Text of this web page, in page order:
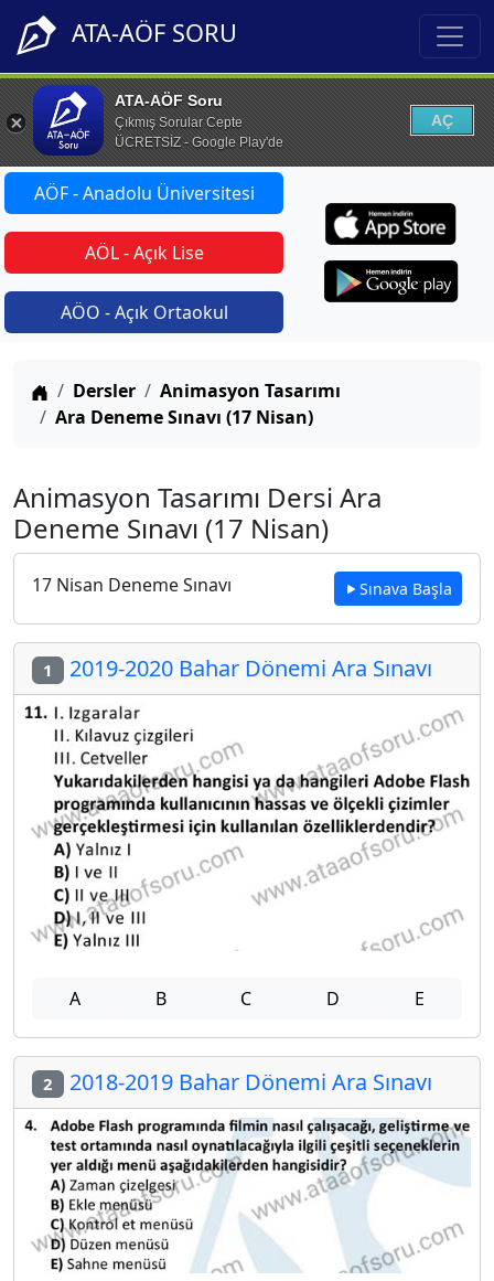
ATA-AÖF SORU
ATA-AÖF Soru
Çıkmış Sorular Cepte
ÜCRETSİZ - Google Play'de
AÇ
AÖF - Anadolu Üniversitesi
AÖL - Açık Lise
AÖO - Açık Ortaokul
Anasayfa
Dersler
Animasyon Tasarımı
Ara Deneme Sınavı (17 Nisan)
Animasyon Tasarımı Dersi Ara
Deneme Sınavı (17 Nisan)
17 Nisan Deneme Sınavı Sınava Başla
1 2019-2020 Bahar Dönemi Ara Sınavı
A B C D E
2 2018-2019 Bahar Dönemi Ara Sınavı